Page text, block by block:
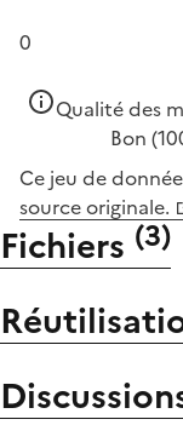
0
Qualité des
Bon
Ce jeu de
source originale.
Fichiers (3)